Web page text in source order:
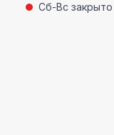
Сб-Вс закрыто